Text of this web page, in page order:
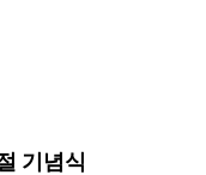
기념식